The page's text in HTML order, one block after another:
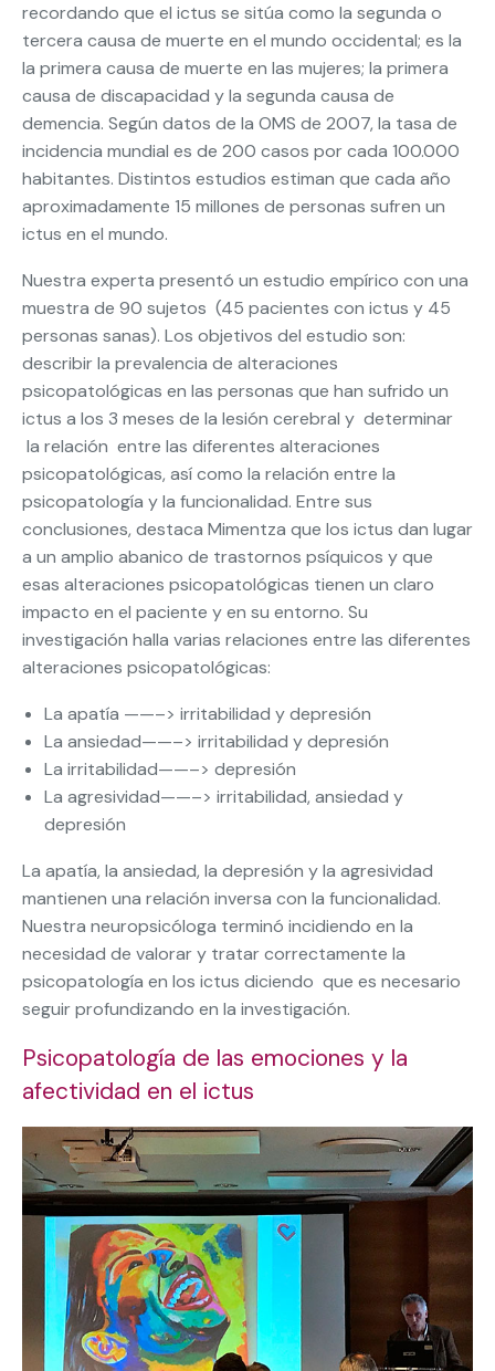
recordando que el ictus se sitúa como la segunda o
tercera causa de muerte en el mundo occidental; es la
la primera causa de muerte en las mujeres; la primera
causa de discapacidad y la segunda causa de
demencia. Según datos de la OMS de 2007, la tasa de
incidencia mundial es de 200 casos por cada 100.000
habitantes. Distintos estudios estiman que cada año
aproximadamente 15 millones de personas sufren un
ictus en el mundo.
Nuestra experta presentó un estudio empírico con una
muestra de 90 sujetos (45 pacientes con ictus y 45
personas sanas). Los objetivos del estudio son:
describir la prevalencia de alteraciones
psicopatológicas en las personas que han sufrido un
ictus a los 3 meses de la lesión cerebral y determinar
la relación entre las diferentes alteraciones
psicopatológicas, así como la relación entre la
psicopatología y la funcionalidad. Entre sus
conclusiones, destaca Mimentza que los ictus dan lugar
a un amplio abanico de trastornos psíquicos y que
esas alteraciones psicopatológicas tienen un claro
impacto en el paciente y en su entorno. Su
investigación halla varias relaciones entre las diferentes
alteraciones psicopatológicas:
La apatía ——–> irritabilidad y depresión
La ansiedad——–> irritabilidad y depresión
La irritabilidad——–> depresión
La agresividad——–> irritabilidad, ansiedad y
depresión
La apatía, la ansiedad, la depresión y la agresividad
mantienen una relación inversa con la funcionalidad.
Nuestra neuropsicóloga terminó incidiendo en la
necesidad de valorar y tratar correctamente la
psicopatología en los ictus diciendo que es necesario
seguir profundizando en la investigación.
Psicopatología de las emociones y la
afectividad en el ictus